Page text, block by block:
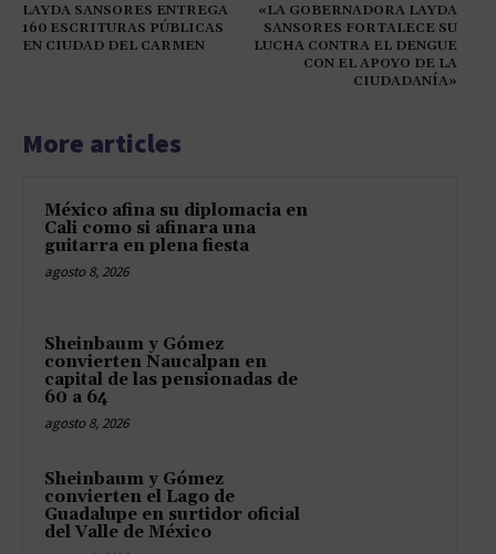
LAYDA SANSORES ENTREGA
160 ESCRITURAS PÚBLICAS
EN CIUDAD DEL CARMEN
«LA GOBERNADORA LAYDA
SANSORES FORTALECE SU
LUCHA CONTRA EL DENGUE
CON EL APOYO DE LA
CIUDADANÍA»
More articles
México afina su diplomacia en
Cali como si afinara una
guitarra en plena fiesta
agosto 8, 2026
Sheinbaum y Gómez
convierten Naucalpan en
capital de las pensionadas de
60 a 64
agosto 8, 2026
Sheinbaum y Gómez
convierten el Lago de
Guadalupe en surtidor oficial
del Valle de México